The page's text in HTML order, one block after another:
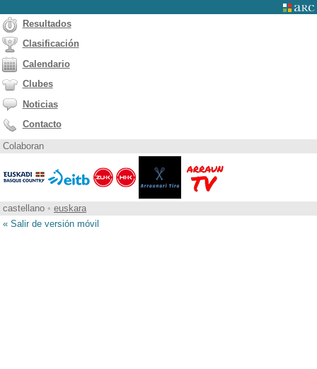
Resultados
Clasificación
Calendario
Clubes
Noticias
Contacto
Colaboran
castellano • euskara
« Salir de versión móvil